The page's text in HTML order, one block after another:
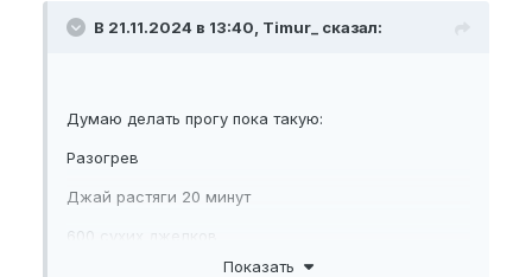
В 21.11.2024 в 13:40, Timur_ сказал:
Думаю делать прогу пока такую:
Разогрев
Джай растяги 20 минут
600 сухих джелков
Показать